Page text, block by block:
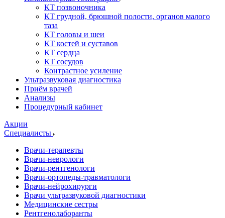
КТ позвоночника
КТ грудной, брюшной полости, органов малого
таза
КТ головы и шеи
КТ костей и суставов
КТ сердца
КТ сосудов
Контрастное усиление
Ультразвуковая диагностика
Приём врачей
Анализы
Процедурный кабинет
Акции
Специалисты
Врачи-терапевты
Врачи-неврологи
Врачи-рентгенологи
Врачи-ортопеды-травматологи
Врачи-нейрохирурги
Врачи ультразвуковой диагностики
Медицинские сестры
Рентгенолаборанты